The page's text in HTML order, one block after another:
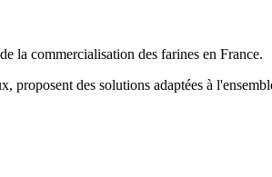
la commercialisation des farines en France.
proposent des solutions adaptées à